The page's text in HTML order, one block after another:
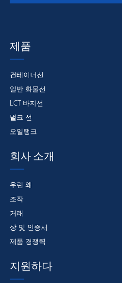
해양 코팅
제품
컨테이너선
일반 화물선
LCT 바지선
벌크 선
오일탱크
회사 소개
우린 왜
조작
거래
상 및 인증서
제품 경쟁력
지원하다